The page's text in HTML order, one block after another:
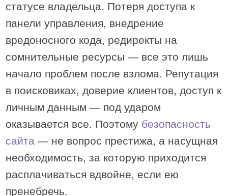
статусе владельца. Потеря доступа к
панели управления, внедрение
вредоносного кода, редиректы на
сомнительные ресурсы — все это лишь
начало проблем после взлома. Репутация
в поисковиках, доверие клиентов, доступ к
личным данным — под ударом
оказывается все. Поэтому безопасность
сайта— не вопрос престижа, а насущная
необходимость, за которую приходится
расплачиваться вдвойне, если ею
пренебречь.